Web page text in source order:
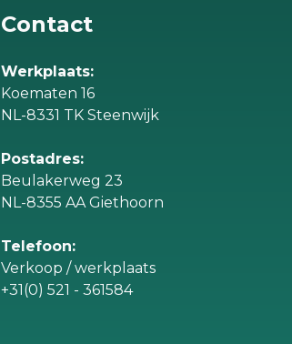
Contact
Werkplaats:
Koematen 16
NL-8331 TK Steenwijk
Postadres:
Beulakerweg 23
NL-8355 AA Giethoorn
Telefoon:
Verkoop / werkplaats
+31(0) 521 - 361584